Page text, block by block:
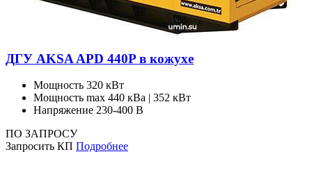
ДГУ AKSA APD 440P в кожухе
Мощность 320 кВт
Мощность max 440 кВа | 352 кВт
Напряжение 230-400 В
ПО ЗАПРОСУ
Запросить КП Подробнее